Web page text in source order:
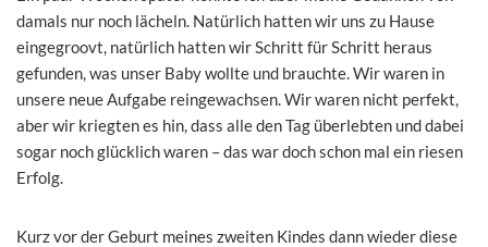
damals nur noch lächeln. Natürlich hatten wir uns zu Hause
eingegroovt, natürlich hatten wir Schritt für Schritt heraus
gefunden, was unser Baby wollte und brauchte. Wir waren in
unsere neue Aufgabe reingewachsen. Wir waren nicht perfekt,
aber wir kriegten es hin, dass alle den Tag überlebten und dabei
sogar noch glücklich waren – das war doch schon mal ein riesen
Erfolg.
Kurz vor der Geburt meines zweiten Kindes dann wieder diese